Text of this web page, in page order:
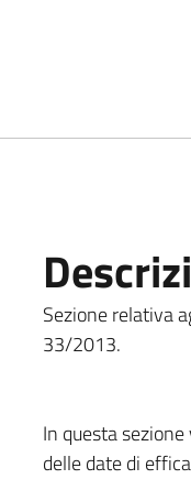
Sezione relativa
33/2013.
In questa
delle date di